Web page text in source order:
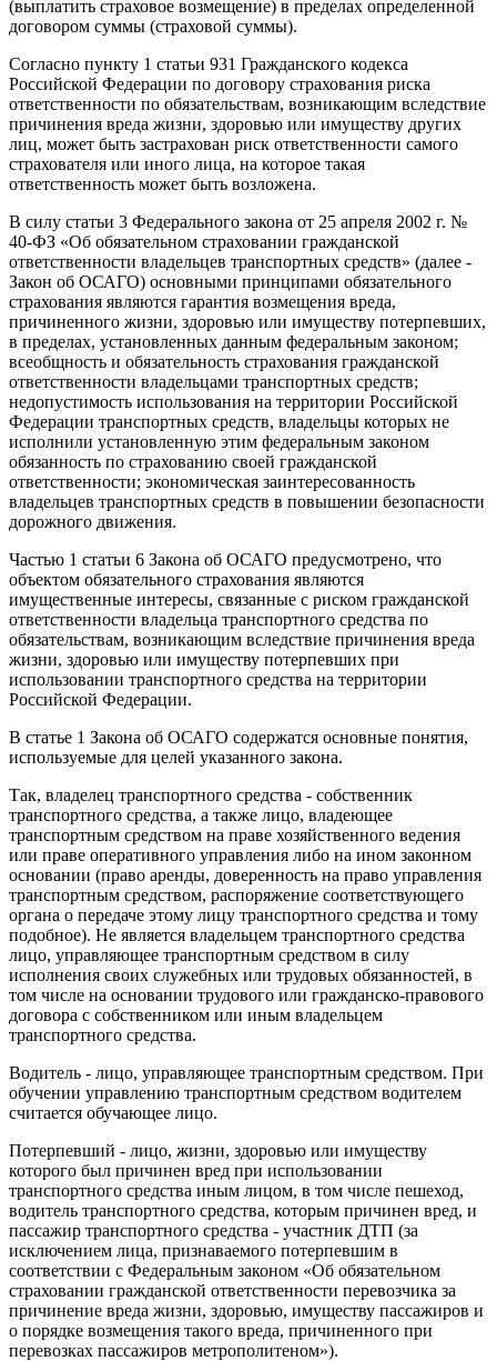
(выплатить страховое возмещение) в пределах определенной
договором суммы (страховой суммы).
Согласно пункту 1 статьи 931 Гражданского кодекса
Российской Федерации по договору страхования риска
ответственности по обязательствам, возникающим вследствие
причинения вреда жизни, здоровью или имуществу других
лиц, может быть застрахован риск ответственности самого
страхователя или иного лица, на которое такая
ответственность может быть возложена.
В силу статьи 3 Федерального закона от 25 апреля 2002 г. №
40-ФЗ «Об обязательном страховании гражданской
ответственности владельцев транспортных средств» (далее -
Закон об ОСАГО) основными принципами обязательного
страхования являются гарантия возмещения вреда,
причиненного жизни, здоровью или имуществу потерпевших,
в пределах, установленных данным федеральным законом;
всеобщность и обязательность страхования гражданской
ответственности владельцами транспортных средств;
недопустимость использования на территории Российской
Федерации транспортных средств, владельцы которых не
исполнили установленную этим федеральным законом
обязанность по страхованию своей гражданской
ответственности; экономическая заинтересованность
владельцев транспортных средств в повышении безопасности
дорожного движения.
Частью 1 статьи 6 Закона об ОСАГО предусмотрено, что
объектом обязательного страхования являются
имущественные интересы, связанные с риском гражданской
ответственности владельца транспортного средства по
обязательствам, возникающим вследствие причинения вреда
жизни, здоровью или имуществу потерпевших при
использовании транспортного средства на территории
Российской Федерации.
В статье 1 Закона об ОСАГО содержатся основные понятия,
используемые для целей указанного закона.
Так, владелец транспортного средства - собственник
транспортного средства, а также лицо, владеющее
транспортным средством на праве хозяйственного ведения
или праве оперативного управления либо на ином законном
основании (право аренды, доверенность на право управления
транспортным средством, распоряжение соответствующего
органа о передаче этому лицу транспортного средства и тому
подобное). Не является владельцем транспортного средства
лицо, управляющее транспортным средством в силу
исполнения своих служебных или трудовых обязанностей, в
том числе на основании трудового или гражданско-правового
договора с собственником или иным владельцем
транспортного средства.
Водитель - лицо, управляющее транспортным средством. При
обучении управлению транспортным средством водителем
считается обучающее лицо.
Потерпевший - лицо, жизни, здоровью или имуществу
которого был причинен вред при использовании
транспортного средства иным лицом, в том числе пешеход,
водитель транспортного средства, которым причинен вред, и
пассажир транспортного средства - участник ДТП (за
исключением лица, признаваемого потерпевшим в
соответствии с Федеральным законом «Об обязательном
страховании гражданской ответственности перевозчика за
причинение вреда жизни, здоровью, имуществу пассажиров и
о порядке возмещения такого вреда, причиненного при
перевозках пассажиров метрополитеном»).